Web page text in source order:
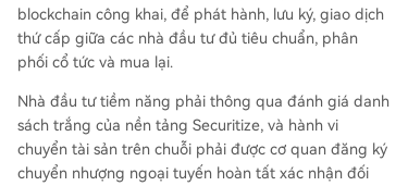
blockchain công khai, để phát hành, lưu ký, giao dịch
thứ cấp giữa các nhà đầu tư đủ tiêu chuẩn, phân
phối cổ tức và mua lại.
Nhà đầu tư tiềm năng phải thông qua đánh giá danh
sách trắng của nền tảng Securitize, và hành vi
chuyển tài sản trên chuỗi phải được cơ quan đăng ký
chuyển nhượng ngoại tuyến hoàn tất xác nhận đối